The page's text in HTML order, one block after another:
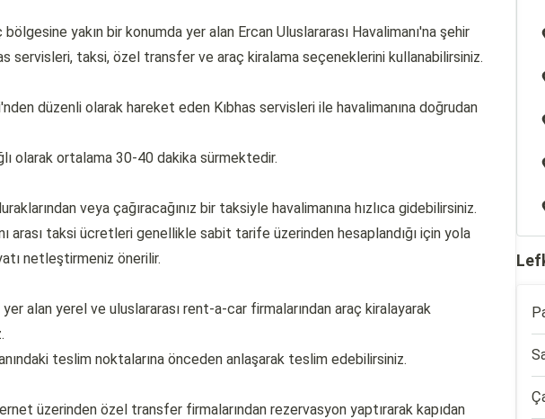
yakın bir konumda yer alan Ercan Uluslararası Havalimanı'na şehir
servisleri, taksi, özel transfer ve araç kiralama seçeneklerini kullanabilirsiniz.
düzenli olarak hareket eden Kıbhas servisleri ile havalimanına doğrudan
olarak ortalama 30-40 dakika sürmektedir.
veya çağıracağınız bir taksiyle havalimanına hızlıca gidebilirsiniz.
arası taksi ücretleri genellikle sabit tarife üzerinden hesaplandığı için yola
netleştirmeniz önerilir.
alan yerel ve uluslararası rent-a-car firmalarından araç kiralayarak
teslim noktalarına önceden anlaşarak teslim edebilirsiniz.
üzerinden özel transfer firmalarından rezervasyon yaptırarak kapıdan